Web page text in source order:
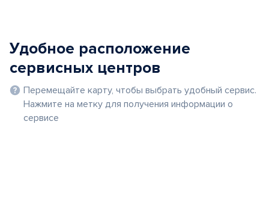
Удобное расположение
сервисных центров
Перемещайте карту, чтобы выбрать удобный сервис.
Нажмите на метку для получения информации о
сервисе